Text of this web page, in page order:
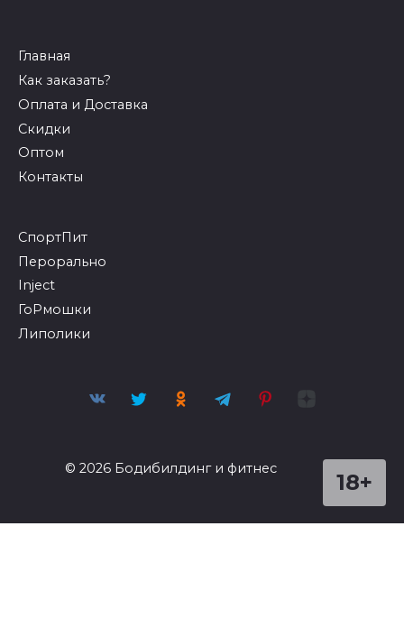
Главная
Как заказать?
Оплата и Доставка
Скидки
Оптом
Контакты
СпортПит
Перорально
Inject
ГоРмошки
Липолики
18+
© 2026 Бодибилдинг и фитнес